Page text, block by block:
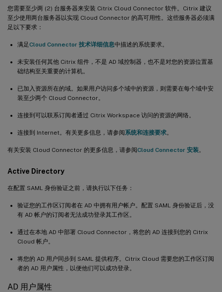
您需要至少两 (2) 台服务器来安装 Citrix Cloud Connector 软件。Citrix 建议
至少使用两台服务器以实现 Cloud Connector 的高可用性。这些服务器必须满
足以下要求：
满足Cloud Connector 技术详细信息中描述的系统要求。
未安装任何其他 Citrix 组件，不是 AD 域控制器，也不是对您的资源位置基
础结构至关重要的计算机。
已加入资源所在的域。如果用户访问多个域中的资源，则需要在每个域中安
装至少两个 Cloud Connector。
连接到可以联系订阅者通过 Citrix Workspace 访问的资源的网络。
连接到 Internet。有关更多信息，请参阅系统和连接要求。
有关安装 Cloud Connector 的更多信息，请参阅Cloud Connector 安装。
Active Directory
在配置 SAML 身份验证之前，请执行以下任务：
验证您的工作区订阅者在 AD 中拥有用户帐户。配置 SAML 身份验证后，没
有 AD 帐户的订阅者无法成功登录其工作区。
通过在本地 AD 中部署 Cloud Connector，将您的 AD 连接到您的 Citrix
Cloud 帐户。
将您的 AD 用户同步到 SAML 提供程序。Citrix Cloud 需要您的工作区订阅
者的 AD 用户属性，以便他们可以成功登录。
AD 用户属性